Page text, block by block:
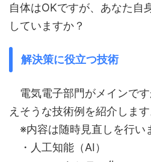
自体はOKですが、あなた自
していますか？
解決策に役立つ技術
電気電子部門がメインで
えそうな技術例を紹介します
※内容は随時見直しを行い
・人工知能（AI）